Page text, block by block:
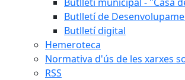
Butlletí de
Butlletí digital
Hemeroteca
Normativa d'ús de les xarxes
RSS